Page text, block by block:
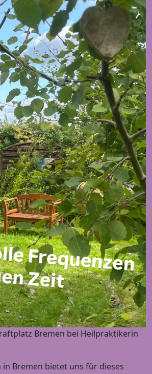
Bremen bei Heilpraktikerin
in Bremen bietet uns für dieses